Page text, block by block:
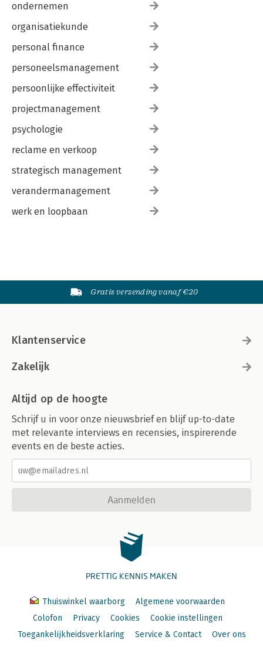
ondernemen
organisatiekunde
personal finance
personeelsmanagement
persoonlijke effectiviteit
projectmanagement
psychologie
reclame en verkoop
strategisch management
verandermanagement
werk en loopbaan
Gratis verzending vanaf €20
Klantenservice
Zakelijk
Altijd op de hoogte
Schrijf u in voor onze nieuwsbrief en blijf up-to-date
met relevante interviews en recensies, inspirerende
events en de beste acties.
Aanmelden
PRETTIG KENNIS MAKEN
Thuiswinkel waarborg
Algemene voorwaarden
Colofon
Privacy Cookies
Cookie instellingen
Toegankelijkheidsverklaring
Service & Contact Over ons